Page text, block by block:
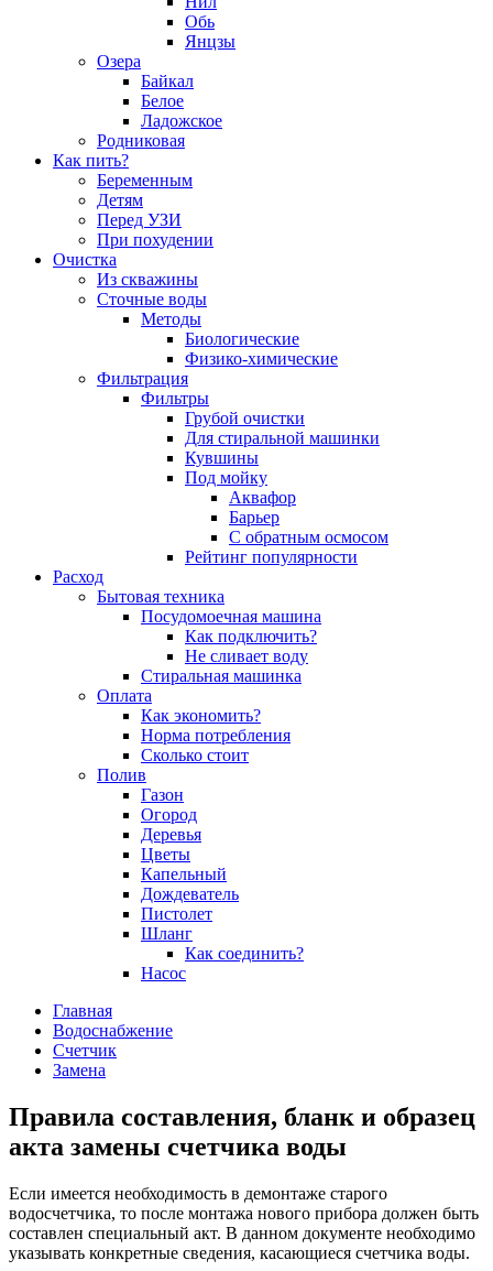
Обь
Янцзы
Озера
Байкал
Белое
Ладожское
Родниковая
Как пить?
Беременным
Детям
Перед УЗИ
При похудении
Очистка
Из скважины
Сточные воды
Методы
Биологические
Физико-химические
Фильтрация
Фильтры
Грубой очистки
Для стиральной машинки
Кувшины
Под мойку
Аквафор
Барьер
С обратным осмосом
Рейтинг популярности
Расход
Бытовая техника
Посудомоечная машина
Как подключить?
Не сливает воду
Стиральная машинка
Оплата
Как экономить?
Норма потребления
Сколько стоит
Полив
Газон
Огород
Деревья
Цветы
Капельный
Дождеватель
Пистолет
Шланг
Как соединить?
Насос
Главная
Водоснабжение
Счетчик
Замена
Правила составления, бланк и образец
акта замены счетчика воды
Если имеется необходимость в демонтаже старого
водосчетчика, то после монтажа нового прибора должен быть
составлен специальный акт. В данном документе необходимо
указывать конкретные сведения, касающиеся счетчика воды.